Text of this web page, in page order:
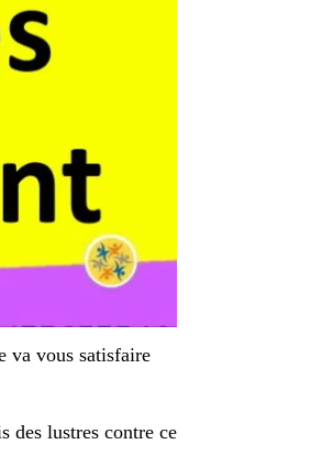
va vous satisfaire
des lustres contre ce